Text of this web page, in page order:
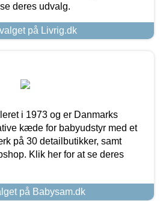
deres udvalg.
på Livrig.dk
i 1973 og er Danmarks
kæde for babyudstyr med et
på 30 detailbutikker, samt
Klik her for at se deres
på Babysam.dk